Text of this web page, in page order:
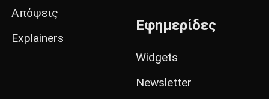
Απόψεις
Explainers
Εφημερίδες
Widgets
Newsletter